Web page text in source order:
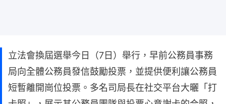
立法會換屆選舉今日（7日）舉行，早前公務員事務
局向全體公務員發信鼓勵投票，並提供便利讓公務員
短暫離開崗位投票。多名司局長在社交平台大曬「打